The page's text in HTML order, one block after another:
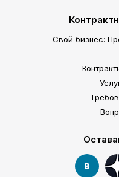
Свой бизнес: